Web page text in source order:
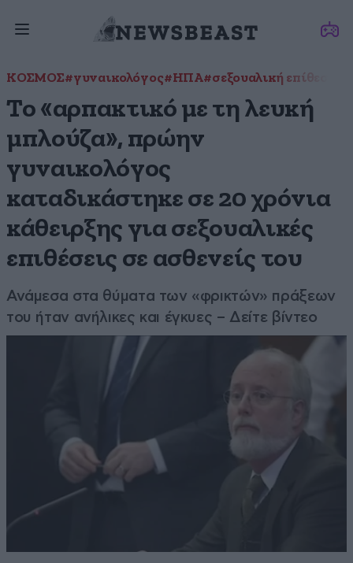
ΚΟΣΜΟΣ#γυναικολόγος#ΗΠΑ#σεξουαλική επίθεση
Το «αρπακτικό με τη λευκή
μπλούζα», πρώην
γυναικολόγος
καταδικάστηκε σε 20 χρόνια
κάθειρξης για σεξουαλικές
επιθέσεις σε ασθενείς του
Ανάμεσα στα θύματα των «φρικτών» πράξεων
του ήταν ανήλικες και έγκυες – Δείτε βίντεο